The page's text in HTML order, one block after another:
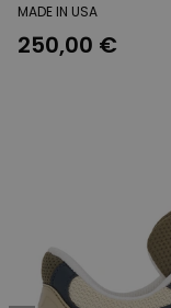
MADE IN USA
250,00 €